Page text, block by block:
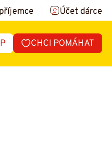
Účet dárce
CHCI POMÁHAT